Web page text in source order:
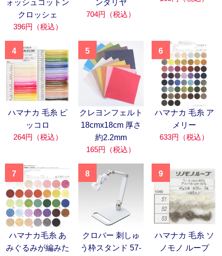
ォッシュコットン
クロッシェ
396円（税込）
ンダリヤ
704円（税込）
4
ハマナカ 毛糸 ピ
ッコロ
264円（税込）
5
クレヨンフェルト
18cmx18cm 厚さ
約2.2mm
165円（税込）
6
ハマナカ 毛糸 ア
メリー
633円（税込）
7
ハマナカ毛糸 あ
みぐるみが編みた
8
クロバー 刺しゅ
う枠スタンド 57-
9
ハマナカ 毛糸 ソ
ノモノ ループ